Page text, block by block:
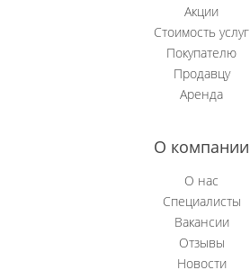
Акции
Стоимость услуг
Покупателю
Продавцу
Аренда
О компании
О нас
Специалисты
Вакансии
Отзывы
Новости